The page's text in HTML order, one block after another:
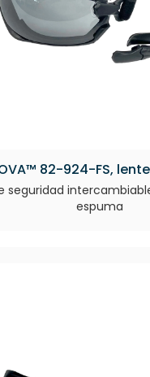
82-924-FS,
seguridad
espuma